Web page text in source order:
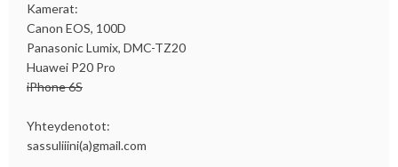
Kamerat:
Canon EOS, 100D
Panasonic Lumix, DMC-TZ20
Huawei P20 Pro
iPhone 6S
Yhteydenotot:
sassuliiini(a)gmail.com